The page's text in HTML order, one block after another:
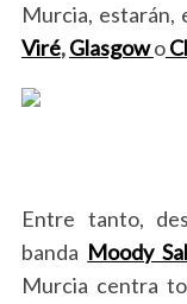
Murcia, estarán,
Viré,Glasgowo
Entre tanto,
banda Moody
Murcia centra